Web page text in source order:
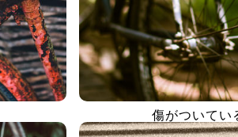
傷がついてい